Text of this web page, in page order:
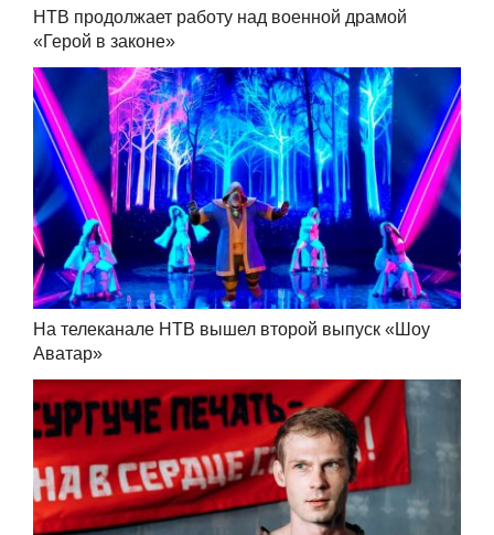
НТВ продолжает работу над военной драмой
«Герой в законе»
На телеканале НТВ вышел второй выпуск «Шоу
Аватар»